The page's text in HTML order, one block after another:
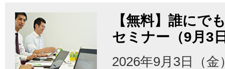
【無料】誰にで
セミナー（9月3
2026年9月3日（金